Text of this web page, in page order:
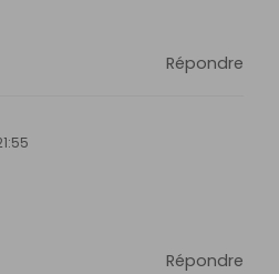
Répondre
Répondre